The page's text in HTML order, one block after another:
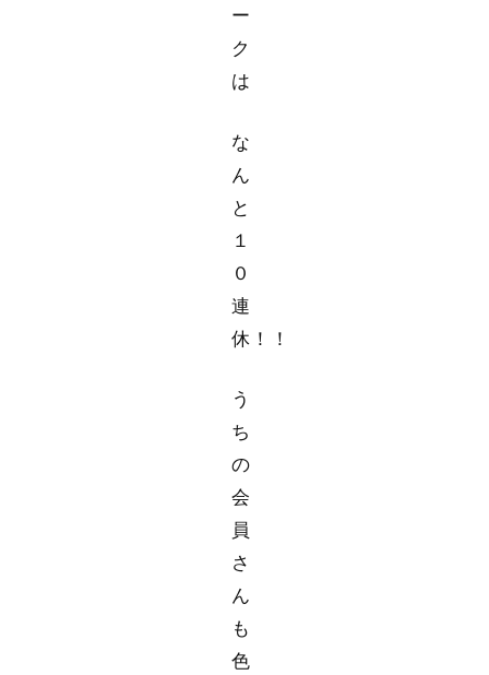
ー
ク
は
な
ん
と
１
０
連
休！！
う
ち
の
会
員
さ
ん
も
色